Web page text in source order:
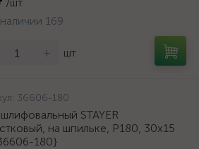
169
+ шт
36606-180
STAYER
на шпильке, P180, 30х15
180}